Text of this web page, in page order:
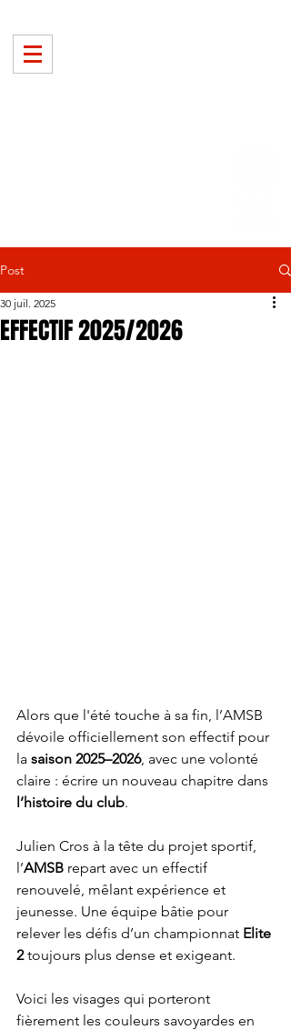
Post
EFFECTIF 2025/2026
30 juil. 2025
Alors que l'été touche à sa fin, l’AMSB
dévoile officiellement son effectif pour
la saison 2025–2026, avec une volonté
claire : écrire un nouveau chapitre dans
l’histoire du club.
Julien Cros à la tête du projet sportif,
l’AMSB repart avec un effectif
renouvelé, mêlant expérience et
jeunesse. Une équipe bâtie pour
relever les défis d’un championnat Elite
2 toujours plus dense et exigeant.
Voici les visages qui porteront
fièrement les couleurs savoyardes en